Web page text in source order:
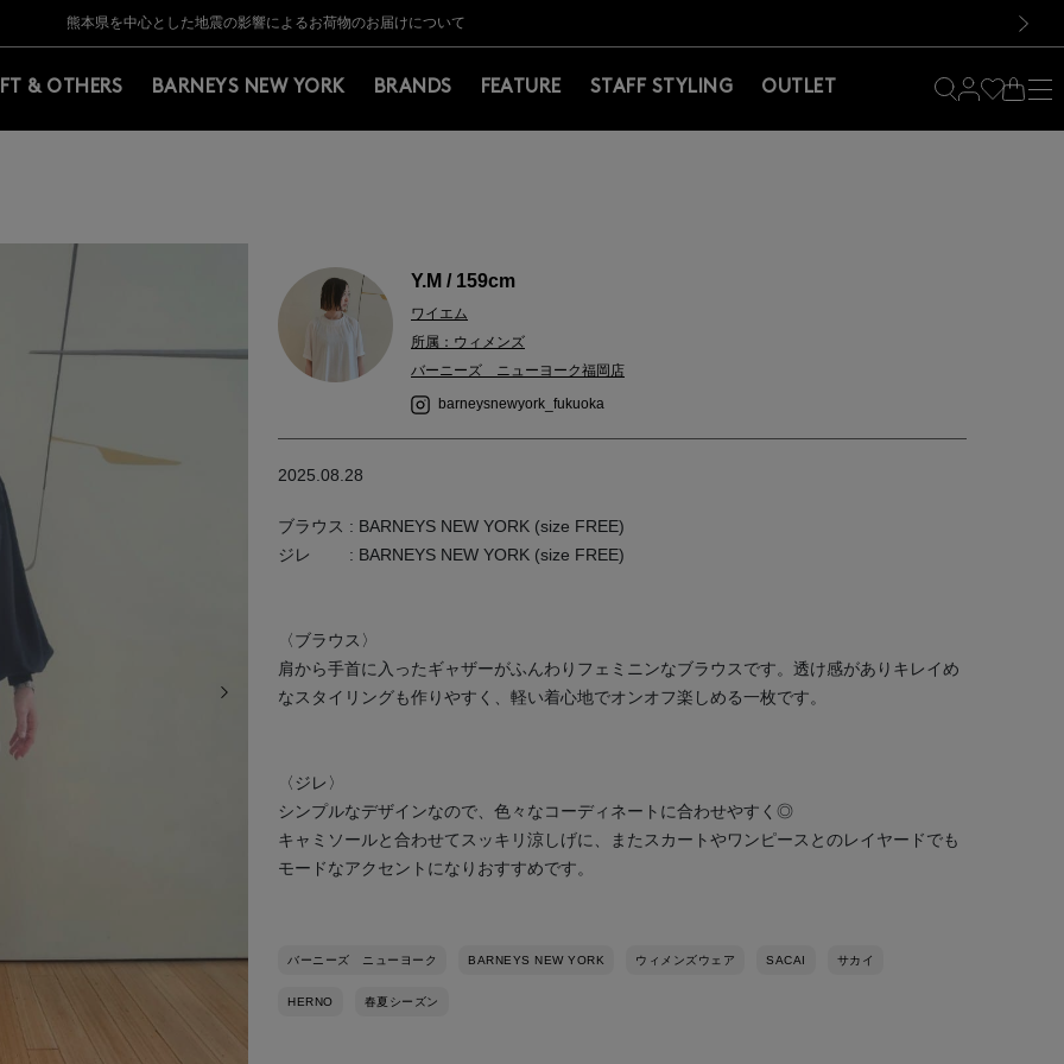
BARNEYS＞会員のお客様は11,000円（税込）以上のお買上げで常時送料無料！お買い物の際は会員登録を！
【夏季休業に伴う返品・交換承り一時停止のお知らせ】（2026.8.5）
熊本県を中心とした地震の影響によるお荷物のお届けについて
【開催中】SUMMER SALEのご案内・ご注意事項
BARNEYS＞会員のお客様は11,000円（税込）以上のお買上げで常時送料無料！お買い物の際は会員登録を！
【夏季休業に伴う返品・交換承り一時停止のお知らせ】（2026.8.5）
& OTHERS BARNEYS NEW YORK BRANDS FEATURE STAFF STYLING OUTLET
次の画像
Y.M / 159cm
ワイエム
所属：ウィメンズ
バーニーズ ニューヨーク福岡店
barneysnewyork_fukuoka
2025.08.28
ブラウス : BARNEYS NEW YORK (size FREE)
ジレ : BARNEYS NEW YORK (size FREE)
〈ブラウス〉
肩から手首に入ったギャザーがふんわりフェミニンなブラウスです。透け感がありキレイめ
なスタイリングも作りやすく、軽い着心地でオンオフ楽しめる一枚です。
〈ジレ〉
シンプルなデザインなので、色々なコーディネートに合わせやすく◎
キャミソールと合わせてスッキリ涼しげに、またスカートやワンピースとのレイヤードでも
モードなアクセントになりおすすめです。
バーニーズ ニューヨーク BARNEYS NEW YORK ウィメンズウェア SACAI サカイ
HERNO 春夏シーズン